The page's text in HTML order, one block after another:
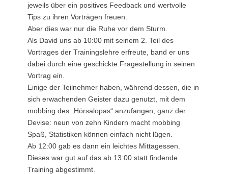
jeweils über ein positives Feedback und wertvolle
Tips zu ihren Vorträgen freuen.
Aber dies war nur die Ruhe vor dem Sturm.
Als David uns ab 10:00 mit seinem 2. Teil des
Vortrages der Trainingslehre erfreute, band er uns
dabei durch eine geschickte Fragestellung in seinen
Vortrag ein.
Einige der Teilnehmer haben, während dessen, die in
sich erwachenden Geister dazu genutzt, mit dem
mobbing des „Hörsalopas“ anzufangen, ganz der
Devise: neun von zehn Kindern macht mobbing
Spaß, Statistiken können einfach nicht lügen.
Ab 12:00 gab es dann ein leichtes Mittagessen.
Dieses war gut auf das ab 13:00 statt findende
Training abgestimmt.